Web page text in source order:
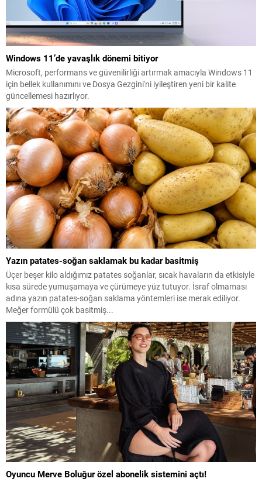
Windows 11’de yavaşlık dönemi bitiyor
Microsoft, performans ve güvenilirliği artırmak amacıyla Windows 11
için bellek kullanımını ve Dosya Gezgini'ni iyileştiren yeni bir kalite
güncellemesi hazırlıyor.
Yazın patates-soğan saklamak bu kadar basitmiş
Üçer beşer kilo aldığımız patates soğanlar, sıcak havaların da etkisiyle
kısa sürede yumuşamaya ve çürümeye yüz tutuyor. İsraf olmaması
adına yazın patates-soğan saklama yöntemleri ise merak ediliyor.
Meğer formülü çok basitmiş...
Oyuncu Merve Boluğur özel abonelik sistemini açtı!